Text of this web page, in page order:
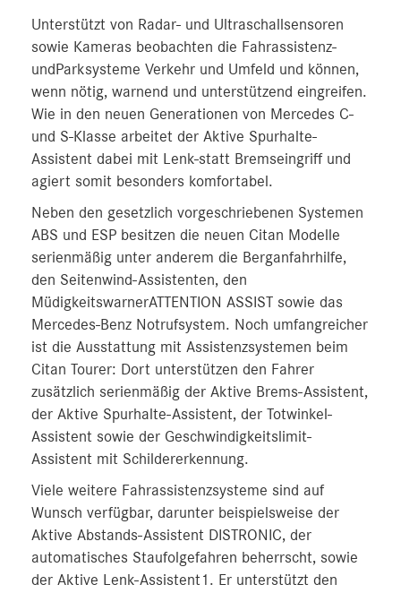
Unterstützt von Radar- und Ultraschallsensoren
sowie Kameras beobachten die Fahrassistenz-
undParksysteme Verkehr und Umfeld und können,
wenn nötig, warnend und unterstützend eingreifen.
Wie in den neuen Generationen von Mercedes C-
und S-Klasse arbeitet der Aktive Spurhalte-
Assistent dabei mit Lenk-statt Bremseingriff und
agiert somit besonders komfortabel.
Neben den gesetzlich vorgeschriebenen Systemen
ABS und ESP besitzen die neuen Citan Modelle
serienmäßig unter anderem die Berganfahrhilfe,
den Seitenwind-Assistenten, den
MüdigkeitswarnerATTENTION ASSIST sowie das
Mercedes-Benz Notrufsystem. Noch umfangreicher
ist die Ausstattung mit Assistenzsystemen beim
Citan Tourer: Dort unterstützen den Fahrer
zusätzlich serienmäßig der Aktive Brems-Assistent,
der Aktive Spurhalte-Assistent, der Totwinkel-
Assistent sowie der Geschwindigkeitslimit-
Assistent mit Schildererkennung.
Viele weitere Fahrassistenzsysteme sind auf
Wunsch verfügbar, darunter beispielsweise der
Aktive Abstands-Assistent DISTRONIC, der
automatisches Staufolgefahren beherrscht, sowie
der Aktive Lenk-Assistent1. Er unterstützt den